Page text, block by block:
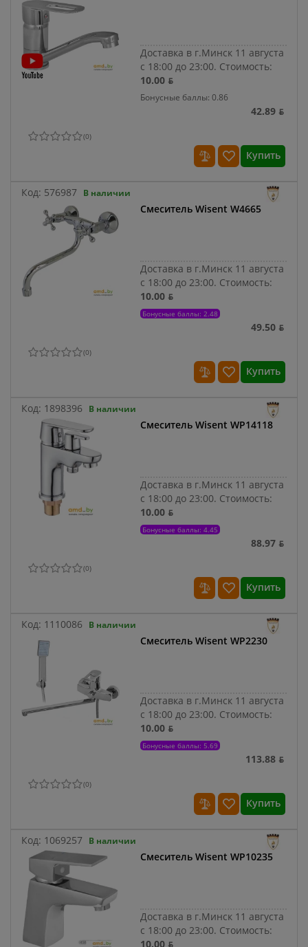
Доставка в г.Минск 11 августа
с 18:00 до 23:00. Стоимость:
10.00 ƃ
Бонусные баллы: 0.86
42.89 ƃ
(0)
Купить
Код: 576987 В наличии
Смеситель Wisent W4665
Доставка в г.Минск 11 августа
с 18:00 до 23:00. Стоимость:
10.00 ƃ
Бонусные баллы: 2.48
49.50 ƃ
(0)
Купить
Код: 1898396 В наличии
Смеситель Wisent WP14118
Доставка в г.Минск 11 августа
с 18:00 до 23:00. Стоимость:
10.00 ƃ
Бонусные баллы: 4.45
88.97 ƃ
(0)
Купить
Код: 1110086 В наличии
Смеситель Wisent WP2230
Доставка в г.Минск 11 августа
с 18:00 до 23:00. Стоимость:
10.00 ƃ
Бонусные баллы: 5.69
113.88 ƃ
(0)
Купить
Код: 1069257 В наличии
Смеситель Wisent WP10235
Доставка в г.Минск 11 августа
с 18:00 до 23:00. Стоимость:
10.00 ƃ